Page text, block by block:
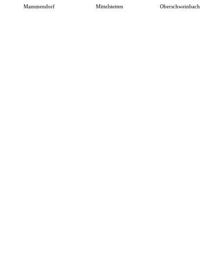
Mammendorf Mittelstetten Oberschweinbach